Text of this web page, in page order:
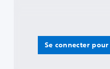
Se connecter